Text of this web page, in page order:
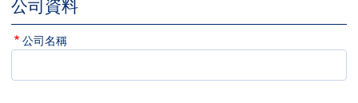
公司資料
公司名稱